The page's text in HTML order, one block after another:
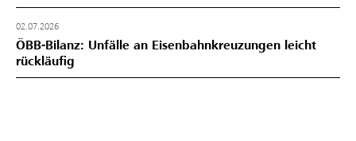
02.07.2026
ÖBB-Bilanz: Unfälle an Eisenbahnkreuzungen leicht
rückläufig